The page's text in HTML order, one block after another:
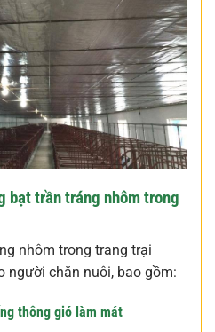
bạt trần tráng nhôm trong
nhôm trong trang trại
người chăn nuôi, bao gồm:
thông gió làm mát